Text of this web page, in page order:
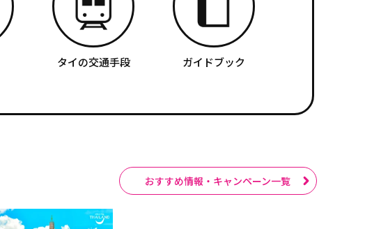
タイの交通手段 ガイドブック
おすすめ情報・キャンペーン一覧